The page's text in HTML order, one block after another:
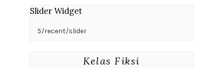
Slider Widget
5/recent/slider
Kelas Fiksi